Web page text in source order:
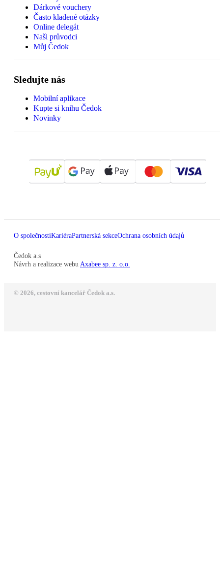
Dárkové vouchery
Často kladené otázky
Online delegát
Naši průvodci
Můj Čedok
Sledujte nás
Mobilní aplikace
Kupte si knihu Čedok
Novinky
O společnostiKariéraPartnerská sekceOchrana osobních údajů
Čedok a.s
Návrh a realizace webu Axabee sp. z. o.o.
© 2026, cestovní kancelář Čedok a.s.